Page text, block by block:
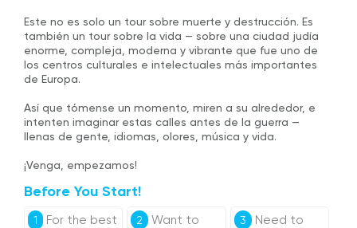
Este no es solo un tour sobre muerte y destrucción. Es
también un tour sobre la vida — sobre una ciudad judía
enorme, compleja, moderna y vibrante que fue uno de
los centros culturales e intelectuales más importantes
de Europa.
Así que tómense un momento, miren a su alrededor, e
intenten imaginar estas calles antes de la guerra —
llenas de gente, idiomas, olores, música y vida.
¡Venga, empezamos!
Before You Start!
1
For the best
2
Want to
3 Need to